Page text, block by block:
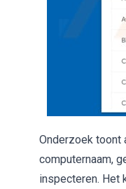
Onderzoek toont
computernaam,
inspecteren. Het